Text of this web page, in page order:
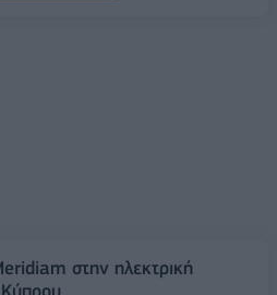
στην ηλεκτρική